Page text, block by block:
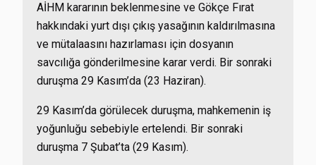
AİHM kararının beklenmesine ve Gökçe Fırat
hakkındaki yurt dışı çıkış yasağının kaldırılmasına
ve mütalaasını hazırlaması için dosyanın
savcılığa gönderilmesine karar verdi. Bir sonraki
duruşma 29 Kasım’da (23 Haziran).
29 Kasım’da görülecek duruşma, mahkemenin iş
yoğunluğu sebebiyle ertelendi. Bir sonraki
duruşma 7 Şubat’ta (29 Kasım).